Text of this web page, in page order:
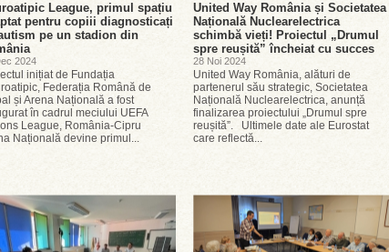
League, primul spațiu
pentru copiii diagnosticați
pe un stadion din
2024
inițiat de Fundația
Federația Română de
și Arena Națională a fost
în cadrul meciului UEFA
League, România-Cipru
Națională devine primul...
United Way România și Societatea
Națională Nuclearelectrica
schimbă vieți! Proiectul „Drumul
spre reușită” încheiat cu succes
28 Noi 2024
United Way România, alături de
partenerul său strategic, Societatea
Națională Nuclearelectrica, anunță
finalizarea proiectului „Drumul spre
reușită”. Ultimele date ale Eurostat
care reflectă...